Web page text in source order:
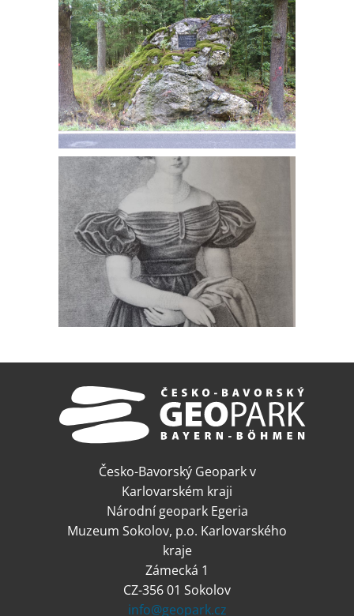
Česko-Bavorský Geopark v
Karlovarském kraji
Národní geopark Egeria
Muzeum Sokolov, p.o. Karlovarského
kraje
Zámecká 1
CZ-356 01 Sokolov
info@geopark.cz